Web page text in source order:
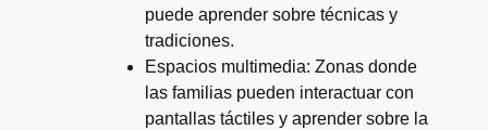
puede aprender sobre técnicas y
tradiciones.
Espacios multimedia: Zonas donde
las familias pueden interactuar con
pantallas táctiles y aprender sobre la